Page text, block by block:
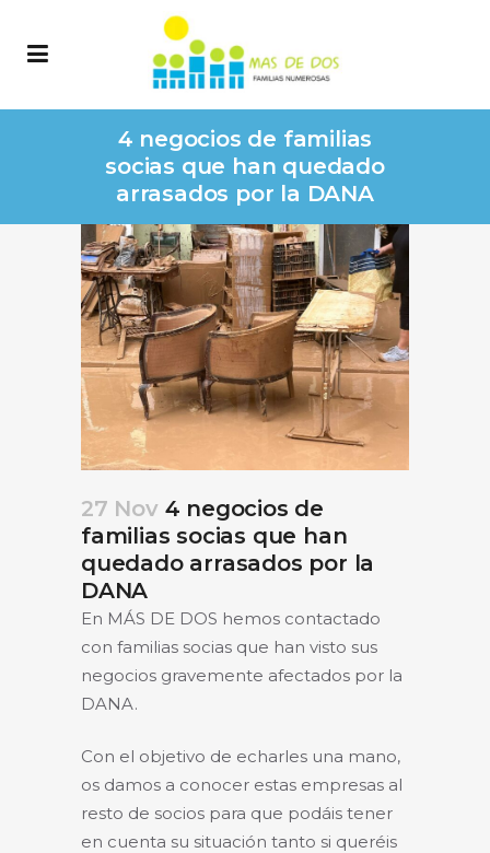
4 negocios de familias
socias que han quedado
arrasados por la DANA
27 Nov4 negocios de
familias socias que han
quedado arrasados por la
DANA
En MÁS DE DOS hemos contactado
con familias socias que han visto sus
negocios gravemente afectados por la
DANA.
Con el objetivo de echarles una mano,
os damos a conocer estas empresas al
resto de socios para que podáis tener
en cuenta su situación tanto si queréis